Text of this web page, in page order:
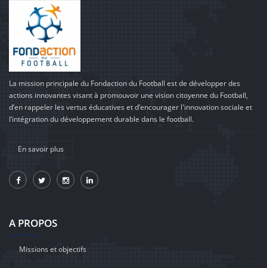
La mission principale du Fondaction du Football est de développer des
actions innovantes visant à promouvoir une vision citoyenne du Football,
d’en rappeler les vertus éducatives et d’encourager l'innovation sociale et
l’intégration du développement durable dans le football.
En savoir plus
A PROPOS
Missions et objectifs